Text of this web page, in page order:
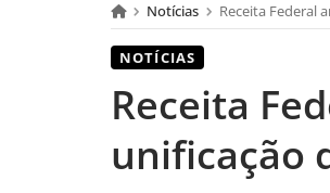
Notícias Receita Federal
NOTÍCIAS
Receita
unificação